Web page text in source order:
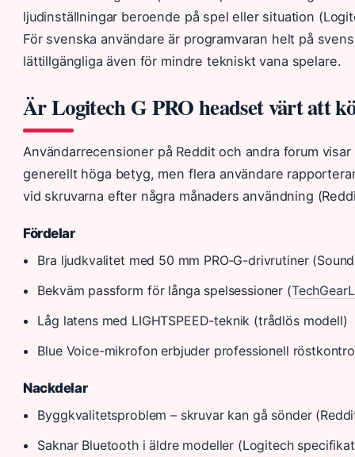
ljudinställningar beroende på spel eller situation
För svenska användare är programvaran helt på
lättillgängliga även för mindre tekniskt vana spelare.
Är Logitech G PRO headset värt att
Användarrecensioner på Reddit och andra forum
generellt höga betyg, men flera användare
vid skruvarna efter några månaders användning
Fördelar
Bra ljudkvalitet med 50 mm PRO‑G-drivrutiner
Bekväm passform för långa spelsessioner (
Låg latens med LIGHTSPEED-teknik (trådlös modell)
Blue Voice-mikrofon erbjuder professionell
Nackdelar
Byggkvalitetsproblem – skruvar kan gå sönder
Saknar Bluetooth i äldre modeller (Logitech